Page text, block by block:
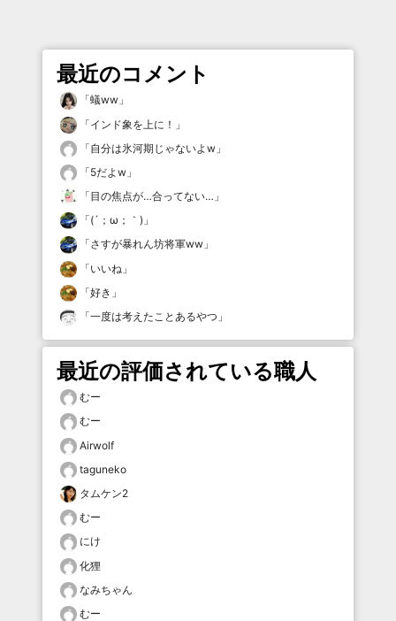
最近のコメント
「蟻ww 」
「インド象を上に！ 」
「自分は氷河期じゃないよw 」
「5だよw 」
「目の焦点が…合ってない… 」
「(´；ω；｀) 」
「さすが暴れん坊将軍ww 」
「いいね 」
「好き 」
「一度は考えたことあるやつ 」
最近の評価されている職人
むー
むー
Airwolf
taguneko
タムケン2
むー
にけ
化狸
なみちゃん
むー